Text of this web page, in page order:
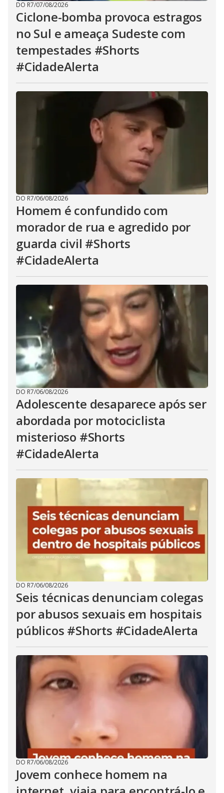
DO R7/07/08/2026
Ciclone-bomba provoca estragos
no Sul e ameaça Sudeste com
tempestades #Shorts
#CidadeAlerta
DO R7/06/08/2026
Homem é confundido com
morador de rua e agredido por
guarda civil #Shorts
#CidadeAlerta
DO R7/06/08/2026
Adolescente desaparece após ser
abordada por motociclista
misterioso #Shorts
#CidadeAlerta
DO R7/06/08/2026
Seis técnicas denunciam colegas
por abusos sexuais em hospitais
públicos #Shorts #CidadeAlerta
DO R7/06/08/2026
Jovem conhece homem na